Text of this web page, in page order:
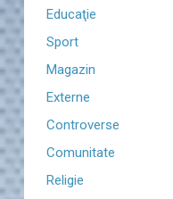
Educaţie
Sport
Magazin
Externe
Controverse
Comunitate
Religie